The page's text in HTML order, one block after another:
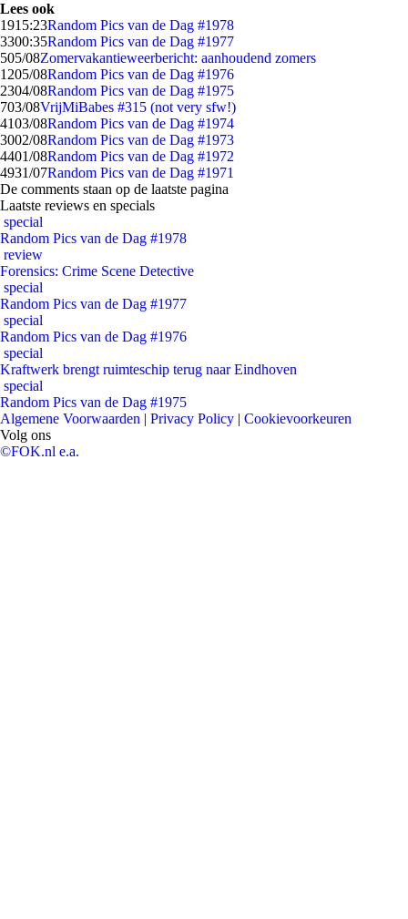
Lees ook
1915:23Random Pics van de Dag #1978
3300:35Random Pics van de Dag #1977
505/08Zomervakantieweerbericht: aanhoudend zomers
1205/08Random Pics van de Dag #1976
2304/08Random Pics van de Dag #1975
703/08VrijMiBabes #315 (not very sfw!)
4103/08Random Pics van de Dag #1974
3002/08Random Pics van de Dag #1973
4401/08Random Pics van de Dag #1972
4931/07Random Pics van de Dag #1971
De comments staan op de laatste pagina
Laatste reviews en specials
special
Random Pics van de Dag #1978
review
Forensics: Crime Scene Detective
special
Random Pics van de Dag #1977
special
Random Pics van de Dag #1976
special
Kraftwerk brengt ruimteschip terug naar Eindhoven
special
Random Pics van de Dag #1975
Algemene Voorwaarden | Privacy Policy | Cookievoorkeuren
Volg ons
©FOK.nl e.a.